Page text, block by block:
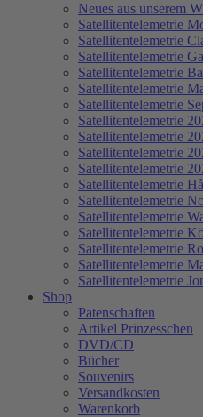
Neues aus unserem
Satellitentelemetrie
Satellitentelemetrie
Satellitentelemetrie
Satellitentelemetrie
Satellitentelemetrie
Satellitentelemetrie
Satellitentelemetrie
Satellitentelemetrie
Satellitentelemetrie
Satellitentelemetrie
Satellitentelemetrie
Satellitentelemetrie
Satellitentelemetrie
Satellitentelemetrie
Satellitentelemetrie
Satellitentelemetrie
Satellitentelemetrie
Shop
Patenschaften
Artikel Prinzesschen
DVD/CD
Bücher
Souvenirs
Versandkosten
Warenkorb